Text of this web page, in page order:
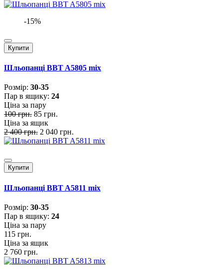
-15%
Купити
Шльопанці BBT A5805 mix
Розмiр: 30-35
Пар в ящику: 24
Ціна за пару
100 грн. 85 грн.
Ціна за ящик
2 400 грн. 2 040 грн.
Купити
Шльопанці BBT A5811 mix
Розмiр: 30-35
Пар в ящику: 24
Ціна за пару
115 грн.
Ціна за ящик
2 760 грн.